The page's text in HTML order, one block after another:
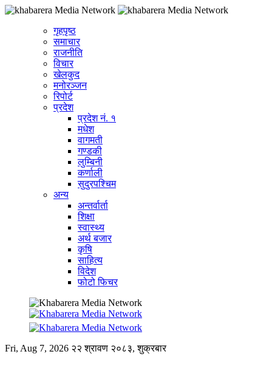
गृहपृष्ठ
समाचार
राजनीति
विचार
खेलकुद
मनोरञ्जन
रिपोर्ट
प्रदेश
प्रदेश नं. १
मधेश
वागमती
गण्डकी
लुम्बिनी
कर्णाली
सुदुरपश्चिम
अन्य
अन्तर्वार्ता
शिक्षा
स्वास्थ्य
अर्थ बजार
कृषि
साहित्य
विदेश
फोटो फिचर
Fri, Aug 7, 2026 २२ श्रावण २०८३, शुक्रबार